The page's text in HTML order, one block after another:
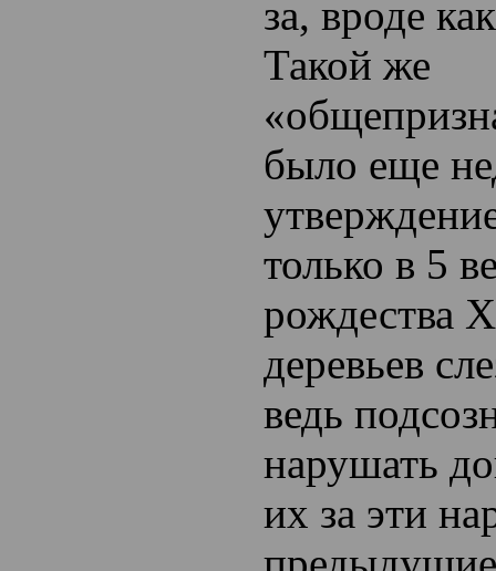
за, вроде
Такой же
было еще
только в 5
рождества
деревьев
ведь
нарушать
их за эти